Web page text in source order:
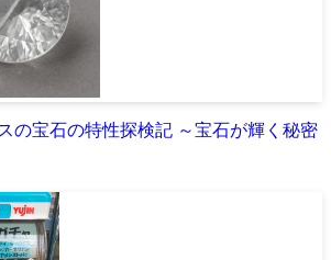
の宝石の特性探検記 ～宝石が輝く秘密